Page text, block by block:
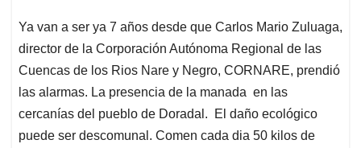
Ya van a ser ya 7 años desde que Carlos Mario Zuluaga,
director de la Corporación Autónoma Regional de las
Cuencas de los Rios Nare y Negro, CORNARE, prendió
las alarmas. La presencia de la manada en las
cercanías del pueblo de Doradal. El daño ecológico
puede ser descomunal. Comen cada dia 50 kilos de